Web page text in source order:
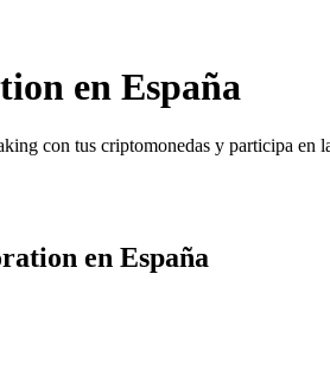
en España
con tus criptomonedas y participa en
en España